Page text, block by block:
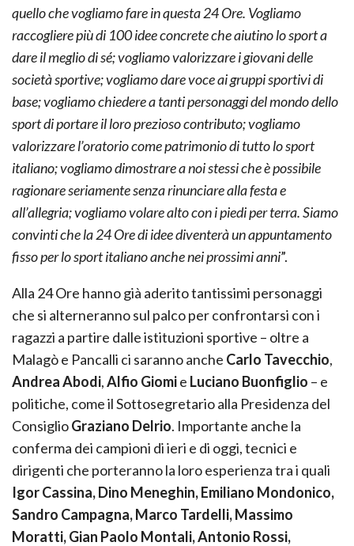
quello che vogliamo fare in questa 24 Ore. Vogliamo
raccogliere più di 100 idee concrete che aiutino lo sport a
dare il meglio di sé; vogliamo valorizzare i giovani delle
società sportive; vogliamo dare voce ai gruppi sportivi di
base; vogliamo chiedere a tanti personaggi del mondo dello
sport di portare il loro prezioso contributo; vogliamo
valorizzare l’oratorio come patrimonio di tutto lo sport
italiano; vogliamo dimostrare a noi stessi che è possibile
ragionare seriamente senza rinunciare alla festa e
all’allegria; vogliamo volare alto con i piedi per terra. Siamo
convinti che la 24 Ore di idee diventerà un appuntamento
fisso per lo sport italiano anche nei prossimi anni”.
Alla 24 Ore hanno già aderito tantissimi personaggi
che si alterneranno sul palco per confrontarsi con i
ragazzi a partire dalle istituzioni sportive – oltre a
Malagò e Pancalli ci saranno anche Carlo Tavecchio,
Andrea Abodi,Alfio Giomie Luciano Buonfiglio – e
politiche, come il Sottosegretario alla Presidenza del
ConsiglioGraziano Delrio. Importante anche la
conferma dei campioni di ieri e di oggi, tecnici e
dirigenti che porteranno la loro esperienza tra i quali
Igor Cassina, Dino Meneghin, Emiliano Mondonico,
Sandro Campagna, Marco Tardelli, Massimo
Moratti, Gian Paolo Montali, Antonio Rossi,